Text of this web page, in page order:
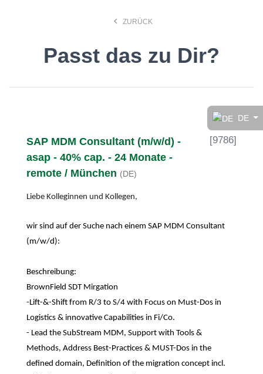
DE
Finde den Job, der Dir
search
Deutsch
keyboard_arrow_left ZURÜCK
Passt das zu Dir?
SAP MDM Consultant (m/w/d) -
asap - 40% cap. - 24 Monate -
remote / München (DE)
[9786]
Liebe Kolleginnen und Kollegen,
wir sind auf der Suche nach einem SAP MDM Consultant
(m/w/d):
Beschreibung:
BrownField SDT Mirgation
-Lift-&-Shift from R/3 to S/4 with Focus on Must-Dos in
Logistics & innovative Capabilities in Fi/Co.
- Lead the SubStream MDM, Support with Tools &
Methods, Address Best-Practices & MUST-Dos in the
defined domain, Definition of the migration concept incl.